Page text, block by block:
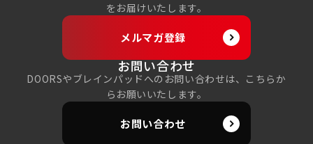
をお届けいたします。
メルマガ登録
お問い合わせ
DOORSやブレインパッドへのお問い合わせは、こちらか
らお願いいたします。
お問い合わせ